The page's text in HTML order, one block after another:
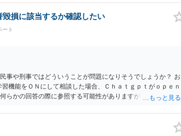
損に該当するか確認したい
ート
事や刑事ではどういうことが問題になりそうでしょうか？ お
機能をＯＮにして相談した場合、Ｃｈａｔｇｐｔがｏｐｅｎ
らかの回答の際に参照する可能性がありますが、個人名や会
は思えませんし、名誉棄損として、個人や会社に対する誹謗
れません。 もちろん、誰がその内容をｃｈａｔｇｐｔに入力